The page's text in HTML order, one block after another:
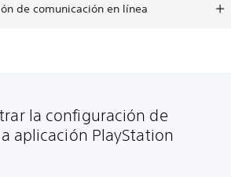
de comunicación en línea
la configuración de
aplicación PlayStation